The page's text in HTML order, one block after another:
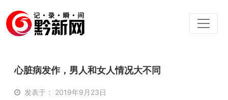
心脏病发作，男人和女人情况大不同
发表于： 2019年9月23日